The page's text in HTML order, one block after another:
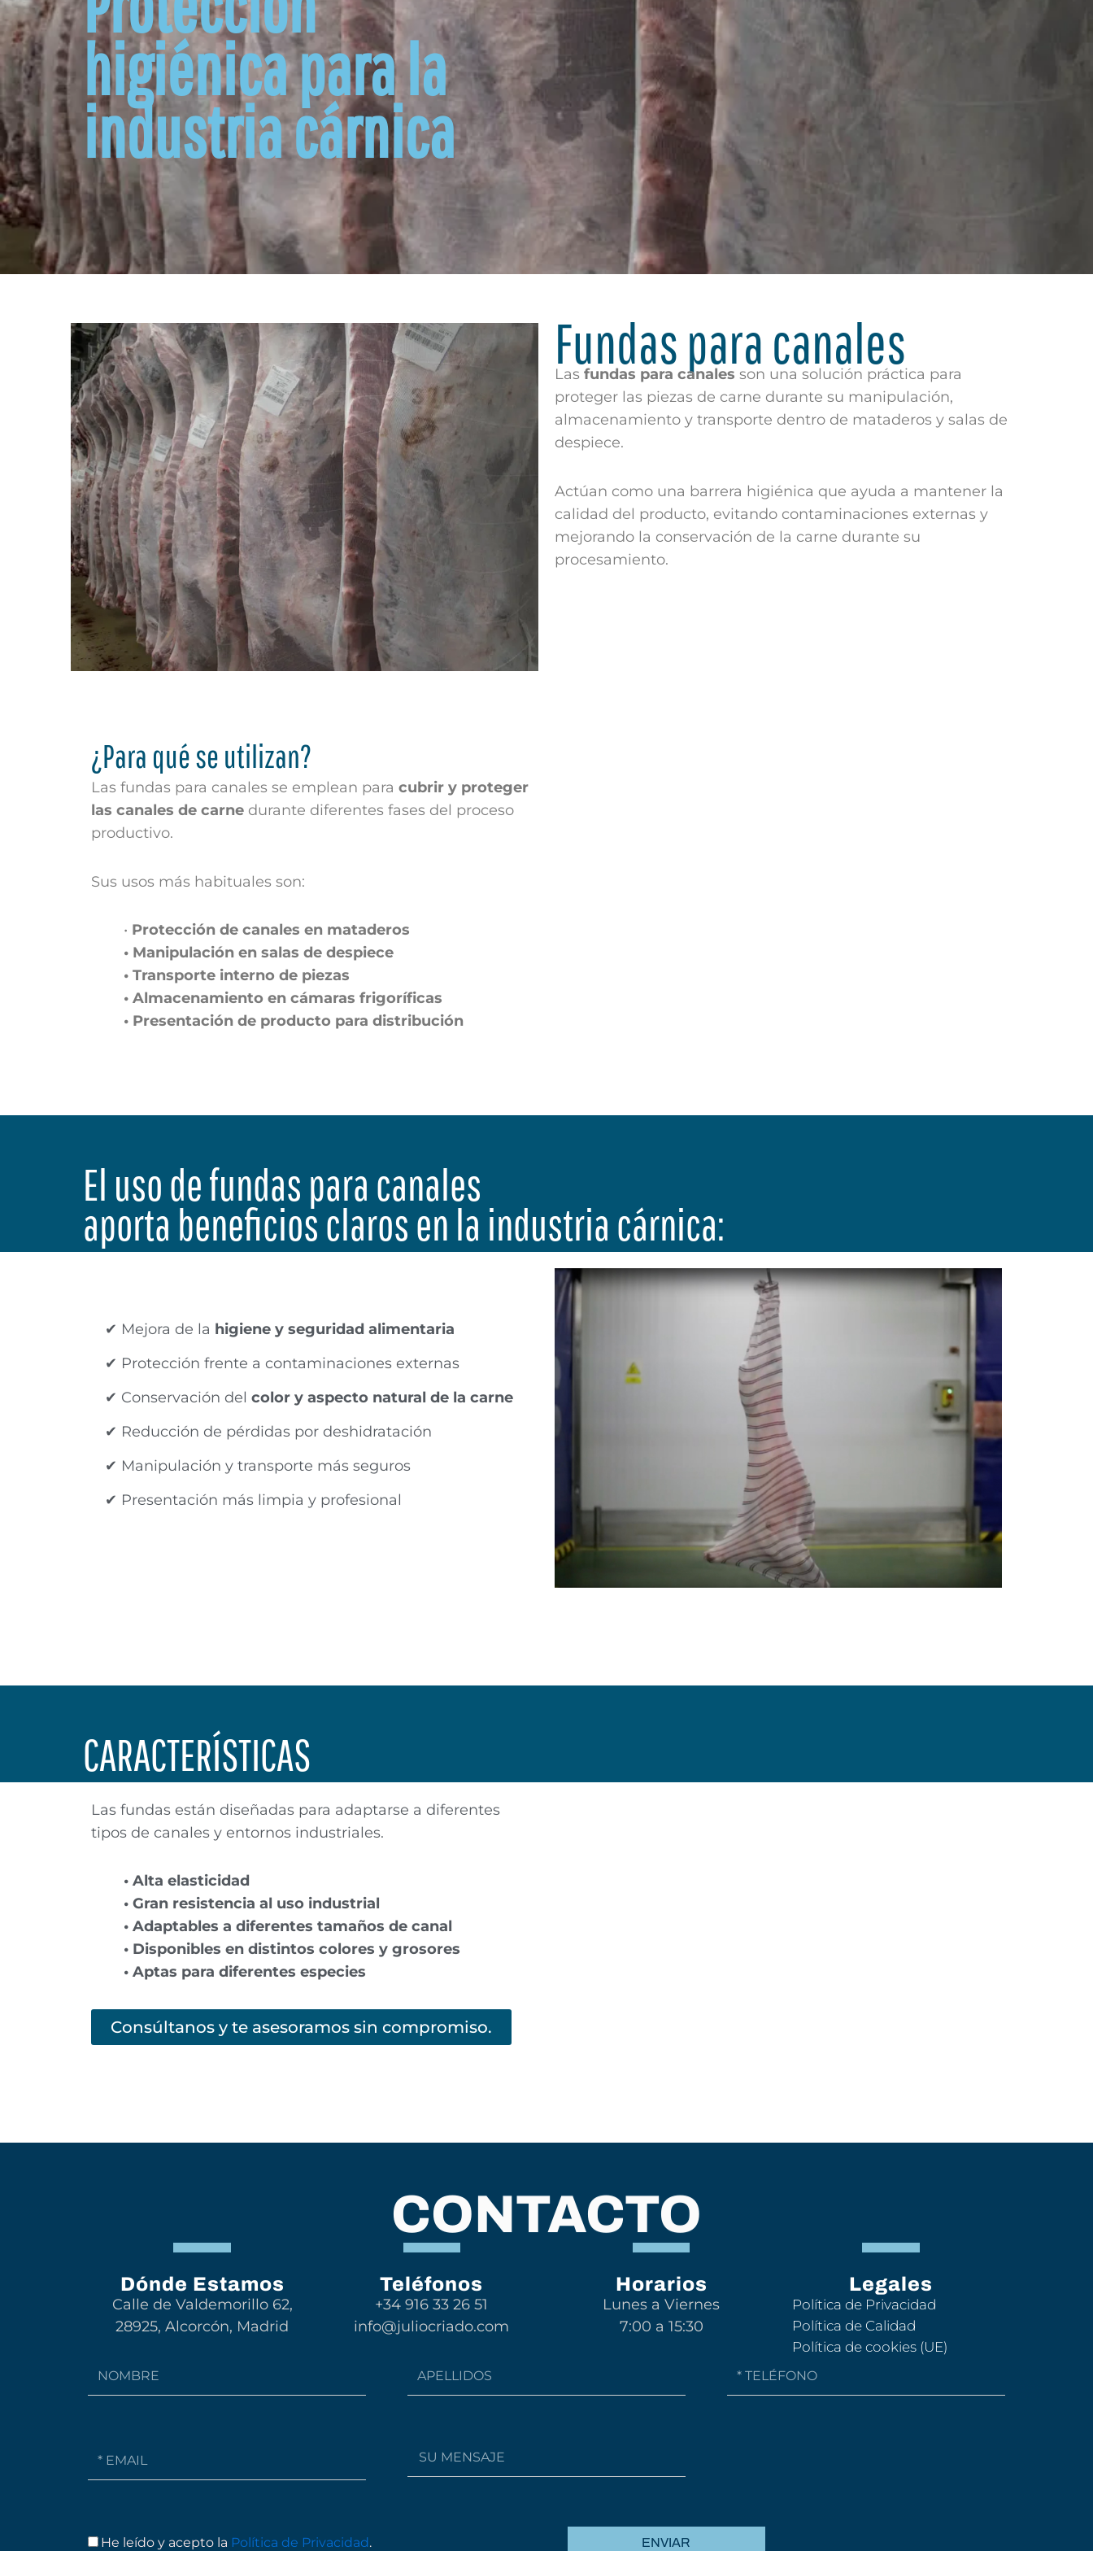
higiénica para la
industria cárnica
Fundas para canales
Las fundas para canales son una solución práctica para
proteger las piezas de carne durante su manipulación,
almacenamiento y transporte dentro de mataderos y salas de
despiece.
Actúan como una barrera higiénica que ayuda a mantener la
calidad del producto, evitando contaminaciones externas y
mejorando la conservación de la carne durante su
procesamiento.
¿Para qué se utilizan?
Las fundas para canales se emplean para cubrir y proteger
las canales de carne durante diferentes fases del proceso
productivo.
Sus usos más habituales son:
• Protección de canales en mataderos
• Manipulación en salas de despiece
• Transporte interno de piezas
• Almacenamiento en cámaras frigoríficas
• Presentación de producto para distribución
El uso de fundas para canales
aporta beneficios claros en la industria cárnica:
✔ Mejora de la higiene y seguridad alimentaria
✔ Protección frente a contaminaciones externas
✔ Conservación del color y aspecto natural de la carne
✔ Reducción de pérdidas por deshidratación
✔ Manipulación y transporte más seguros
✔ Presentación más limpia y profesional
CARACTERÍSTICAS
Las fundas están diseñadas para adaptarse a diferentes
tipos de canales y entornos industriales.
• Alta elasticidad
• Gran resistencia al uso industrial
• Adaptables a diferentes tamaños de canal
• Disponibles en distintos colores y grosores
• Aptas para diferentes especies
Consúltanos y te asesoramos sin compromiso.
CONTACTO
Dónde Estamos
Calle de Valdemorillo 62,
28925, Alcorcón, Madrid
Teléfonos
+34 916 33 26 51
info@juliocriado.com
Horarios
Lunes a Viernes
7:00 a 15:30
Legales
Política de Privacidad
Política de Calidad
Política de cookies (UE)
NOMBRE
Last
Phone
Email Message
He leído y acepto la Política de Privacidad. ENVIAR